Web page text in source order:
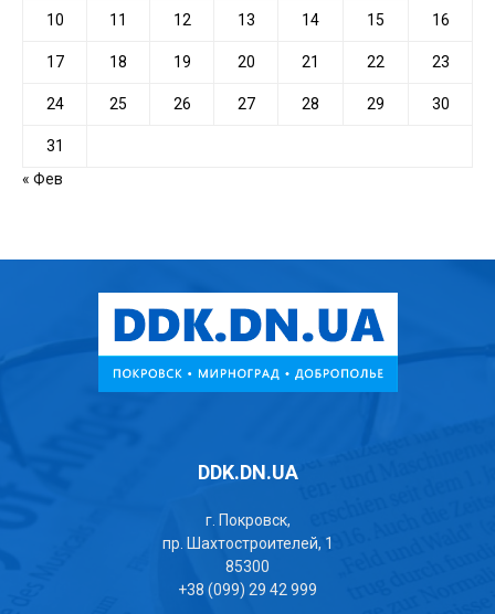
10 11 12 13 14 15 16
17 18 19 20 21 22 23
24 25 26 27 28 29 30
31
« Фев
DDK.DN.UA
г. Покровск,
пр. Шахтостроителей, 1
85300
+38 (099) 29 42 999